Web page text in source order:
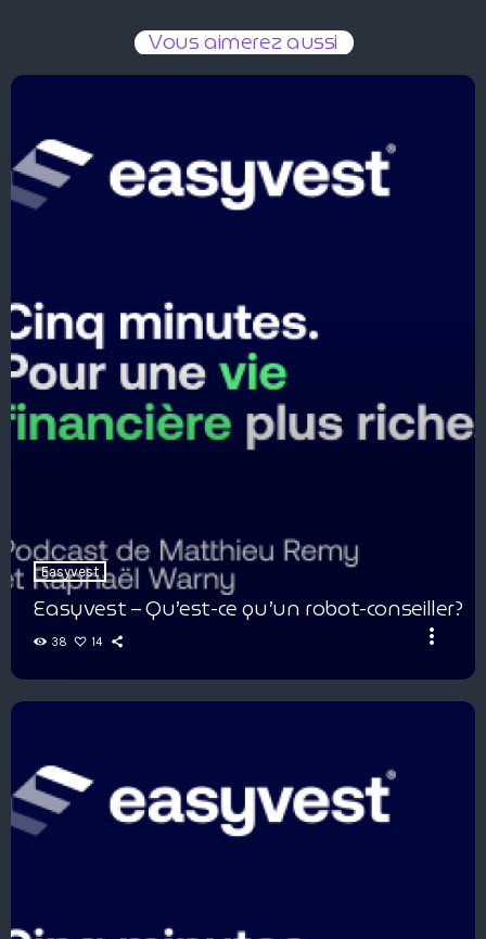
Vous aimerez aussi
Easyvest
Easyvest – Qu’est-ce qu’un robot-conseiller?
38 14 more_vert